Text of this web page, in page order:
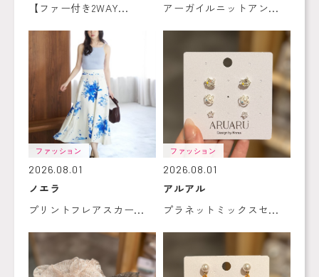
【ファー付き2WAY...
アーガイルニットアン...
ファッション
2026.08.01
ノエラ
プリントフレアスカー...
ファッション
2026.08.01
アルアル
プラネットミックスセ...